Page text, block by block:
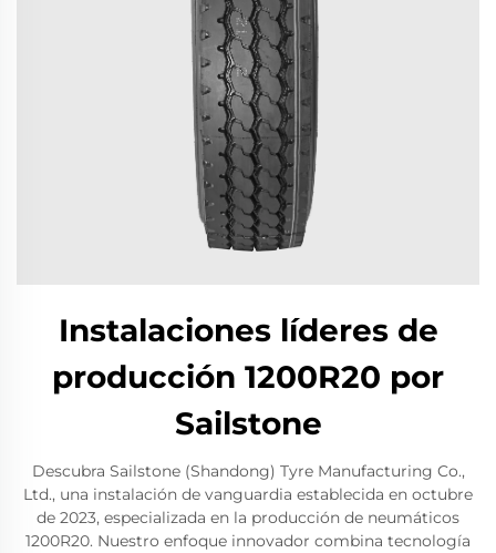
Instalaciones líderes de
producción 1200R20 por
Sailstone
Descubra Sailstone (Shandong) Tyre Manufacturing Co.,
Ltd., una instalación de vanguardia establecida en octubre
de 2023, especializada en la producción de neumáticos
1200R20. Nuestro enfoque innovador combina tecnología